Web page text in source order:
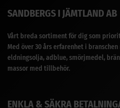
SANDBERGS I JÄMTLAND AB
Vårt breda sortiment för dig som
Med över 30 års erfarenhet i
eldningsolja, adblue, smörjmedel,
massor med tillbehör.
ENKLA & SÄKRA